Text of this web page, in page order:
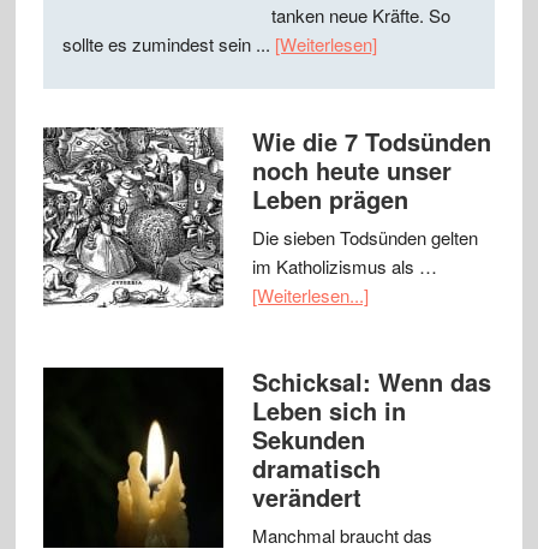
tanken neue Kräfte. So
sollte es zumindest sein ... [Weiterlesen]
Wie die 7 Todsünden
noch heute unser
Leben prägen
Die sieben Todsünden gelten
im Katholizismus als …
[Weiterlesen...]
Schicksal: Wenn das
Leben sich in
Sekunden
dramatisch
verändert
Manchmal braucht das